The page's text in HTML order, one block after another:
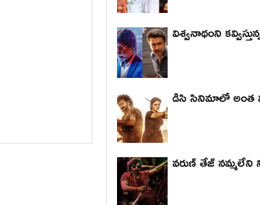
విశ్వనాథంని
డిసి సినిమాలో అంత
వరుణ్ తేజ్ నమ్మలేని